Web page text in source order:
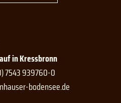
in Kressbronn
7543 939760-0
bodensee.de